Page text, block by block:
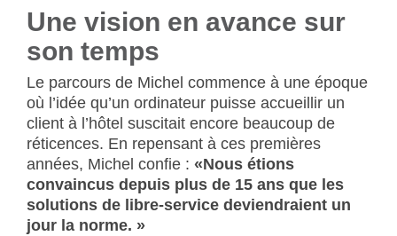
Une vision en avance sur
son temps
Le parcours de Michel commence à une époque
où l’idée qu’un ordinateur puisse accueillir un
client à l’hôtel suscitait encore beaucoup de
réticences. En repensant à ces premières
années, Michel confie : «Nous étions
convaincus depuis plus de 15 ans que les
solutions de libre-service deviendraient un
jour la norme. »